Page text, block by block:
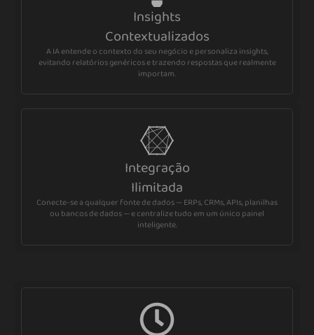
Insights
Contextualizados
A IA entende o contexto do seu negócio e personaliza insights,
evitando relatórios genéricos e trazendo respostas que realmente
importam.
Integração
Ilimitada
Conecte-se a qualquer fonte de dados — ERPs, CRMs, APIs, planilhas
ou bancos de dados — e centralize tudo em um único painel
inteligente.